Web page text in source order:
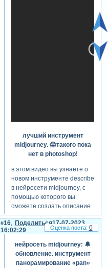
лучший инструмент
midjourney. 😱такого пока
нет в photoshop!
в этом видео вы узнаете о
новом инструменте desсribe
в нейросети midjourney, с
помощью которого вы
сможете создать описание
для текстового запроса
promt по любому референсу
(это может быть картинка,
дизайн, арт, рисунок).
вкратце, теперь вы можете
скопировать чужую идею и
Поделиться
16
17-07-2023
16:02:29
нейросеть midjourney: 🔔
обновление. инструмент
панорамирование «pan»
0